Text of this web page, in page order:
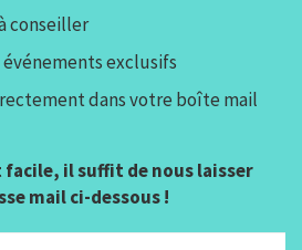
conseiller
exclusifs
dans votre boîte mail
facile, il suffit de nous laisser
mail ci-dessous !